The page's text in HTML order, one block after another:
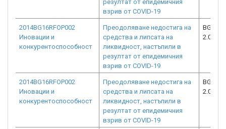
резултат от епидемичния
взрив от COVID-19
2014BG16RFOP002
Иновации и
конкурентоспособност
Преодоляване недостига на
средства и липсата на
ликвидност, настъпили в
резултат от епидемичния
взрив от COVID-19
2.073-
2014BG16RFOP002
Иновации и
конкурентоспособност
Преодоляване недостига на
средства и липсата на
ликвидност, настъпили в
резултат от епидемичния
взрив от COVID-19
2.073-